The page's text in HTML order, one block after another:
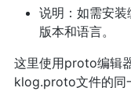
说明：如需安
版本和语言。
这里使用proto编辑
klog.proto文件的同